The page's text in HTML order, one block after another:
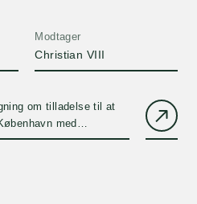
Modtager
Christian VIII
om tilladelse til at
med